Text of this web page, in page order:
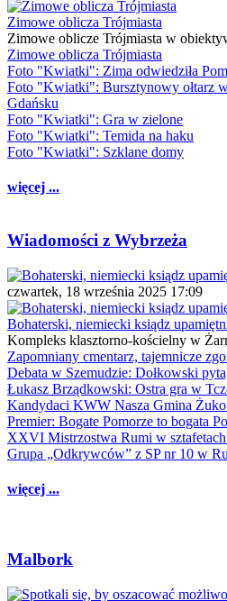
Zimowe oblicza Trójmiasta
Zimowe oblicze Trójmiasta w
Zimowe oblicza Trójmiasta
Foto "Kwiatki": Zima odwiedziła
Foto "Kwiatki": Bursztynowy ołtarz
Gdańsku
Foto "Kwiatki": Gra w zielone
Foto "Kwiatki": Temida na haku
Foto "Kwiatki": Szklane domy
więcej ...
Wiadomości z Wybrzeża
czwartek, 18 września 2025 17:09
Bohaterski, niemiecki ksiądz
Kompleks klasztorno-kościelny w
Zapomniany cmentarz, tajemnicze
Debata w Szemudzie: Dołkowski
Łukasz Brządkowski: Ostra gra w
Kandydaci KWW Nasza Gmina
Premier: Bogate Pomorze to bogata
XXVI Mistrzostwa Rumi w
Grupa „Odkrywców” z SP nr 10 w
więcej ...
Malbork